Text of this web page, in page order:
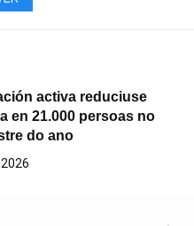
activa reduciuse
en 21.000 persoas no
do ano